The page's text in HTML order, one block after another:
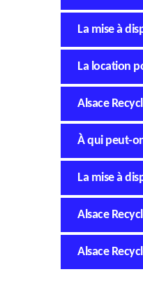
La mise à
La location
Alsace
À qui peut-
La mise à
Alsace
Alsace